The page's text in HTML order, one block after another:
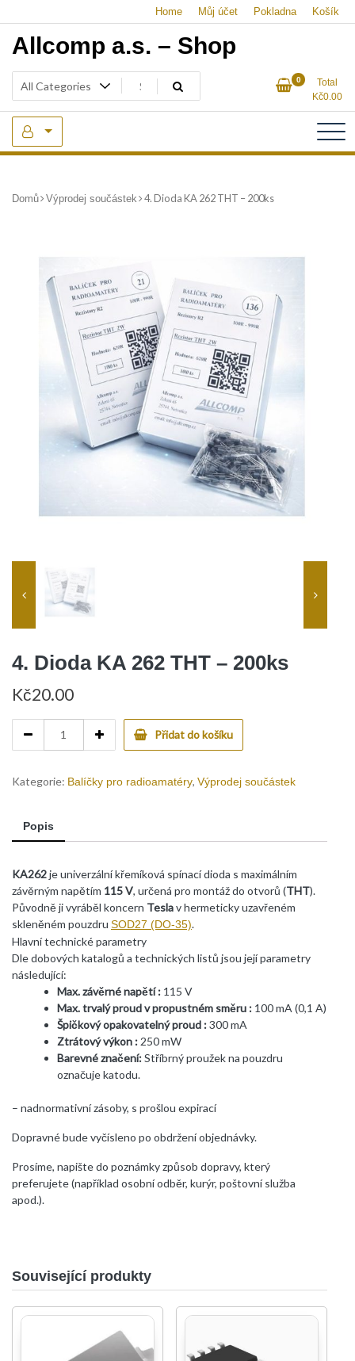
to
content
Home Můj účet Pokladna Košík
Allcomp a.s. – Shop
0
Total
Kč0.00
Domů Výprodej součástek 4. Dioda KA 262 THT – 200ks
4. Dioda KA 262 THT – 200ks
Kč20.00
Dioda
262
200ks
quantity
Přidat do košíku
Kategorie: Balíčky pro radioamatéry, Výprodej součástek
Popis
KA262je univerzální křemíková spínací dioda s maximálním
závěrným napětím 115 V, určená pro montáž do otvorů (THT).
Původně ji vyráběl koncern Teslav hermeticky uzavřeném
skleněném pouzdru SOD27 (DO-35).
Hlavní technické parametry
Dle dobových katalogů a technických listů jsou její parametry
následující:
Max. závěrné napětí: 115 V
Max. trvalý proud v propustném směru : 100 mA (0,1 A)
Špičkový opakovatelný proud :300 mA
Ztrátový výkon : 250 mW
Barevné značení:Stříbrný proužek na pouzdru
označuje katodu.
– nadnormativní zásoby, s prošlou expirací
Dopravné bude vyčísleno po obdržení objednávky.
Prosíme, napište do poznámky způsob dopravy, který
preferujete (například osobní odběr, kurýr, poštovní služba
apod.).
Související produkty